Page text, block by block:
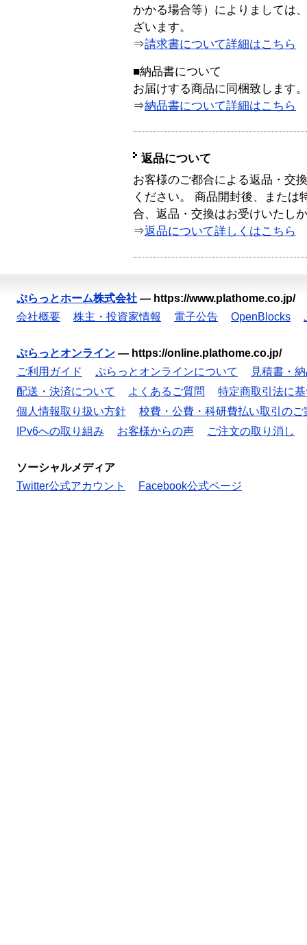
かかる場合等）によりましては
ざいます。
⇒請求書について詳細はこちら
■納品書について
お届けする商品に同梱致します。
⇒納品書について詳細はこちら
返品について
お客様のご都合による返品・交
ください。 商品開封後、または
合、返品・交換はお受けいたし
⇒返品について詳しくはこちら
ぷらっとホーム株式会社 — https://www.plathome.co.jp/
会社概要
株主・投資家情報 電子公告 OpenBlocks
ぷらっとオンライン — https://online.plathome.co.jp/
ご利用ガイド
ぷらっとオンラインについて
見積書・
配送・決済について
よくあるご質問
特定商取引法に
個人情報取り扱い方針
校費・公費・科研費払い取引のご
IPv6への取り組み
お客様からの声 ご注文の取り消し
ソーシャルメディア
Twitter公式アカウント
Facebook公式ページ